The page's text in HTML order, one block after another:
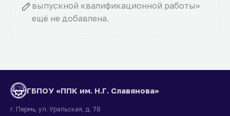
выпускной квалификационной работы»
ещё не добавлена.
ГБПОУ «ППК им. Н.Г. Славянова»
г. Пермь, ул. Уральская, д. 78